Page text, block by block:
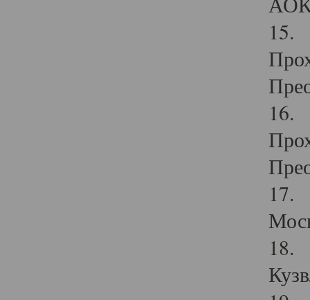
15.
16.
17.
18.